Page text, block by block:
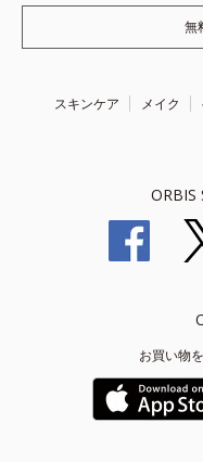
無
スキンケア メイク
ORBIS
お買い物